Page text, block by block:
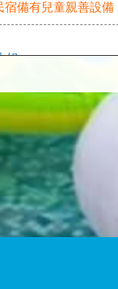
宿備有兒童親善設備
姐
：請問如果12可改
，如果需要改成您
姐
包棟人數日期可變更
：想訂7月暑假包棟
，可以參考我們線
觀光條例按比例扣部